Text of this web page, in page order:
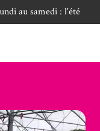
au samedi : l'été